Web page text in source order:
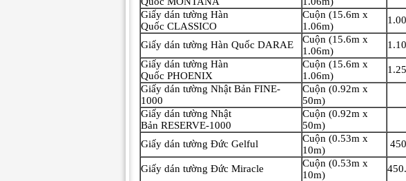
Giấy dán tường Hàn
Quốc CLASSICO
Cuộn (15.6m x
1.06m)
Giấy dán tường Hàn Quốc DARAE
Cuộn (15.6m x
1.06m)
Giấy dán tường Hàn
Quốc PHOENIX
Cuộn (15.6m x
1.06m)
Giấy dán tường Nhật Bản FINE-
1000
Cuộn (0.92m x
50m)
Giấy dán tường Nhật
Bản RESERVE-1000
Cuộn (0.92m x
50m)
Giấy dán tường Đức Gelful
Cuộn (0.53m x
10m)
Giấy dán tường Đức Miracle
Cuộn (0.53m x
10m)